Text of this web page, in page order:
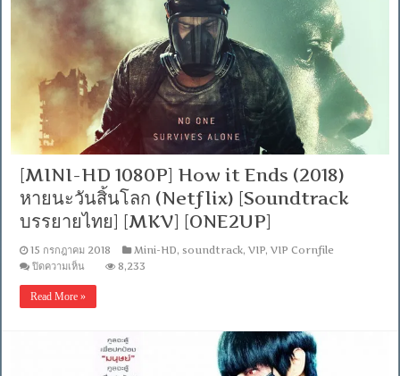
หลอก
ความ
จริง
ลวง
อังกฤษ
DTS]
[บรรยาย
ไทย
+
[Soundtrack
บรรยาย
ไทย
]
[MKV]
[MINI-HD 1080P] How it Ends (2018)
หายนะวันสิ้นโลก (Netflix) [Soundtrack
บรรยายไทย] [MKV] [ONE2UP]
15 กรกฎาคม 2018 Mini-HD, soundtrack,VIP,VIP Cornfile
ปิดความเห็น
1080P]
Ends
(2018)
หายนะ
8,233
Read More »